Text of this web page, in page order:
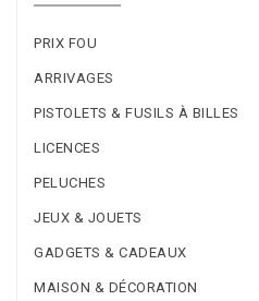
PRIX FOU
ARRIVAGES
PISTOLETS & FUSILS À BILLES
LICENCES
PELUCHES
JEUX & JOUETS
GADGETS & CADEAUX
MAISON & DÉCORATION